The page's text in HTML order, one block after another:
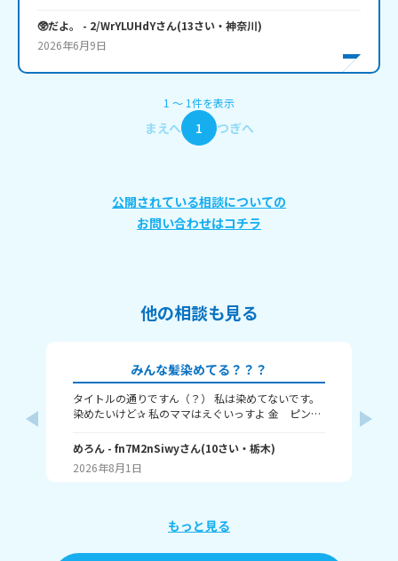
🥸だよ。 - 2/WrYLUHdYさん(13さい・ 神奈川)
2026年6月9日
1 〜 1件を表示
まえへ 1 つぎへ
公開されている相談についての
お問い合わせはコチラ
他の相談も見る
みんな髪染めてる？？？
タイトルの通りですん（？） 私は染めてないです。
染めたいけど✰ 私のママはえぐいっすよ 金 ピン
繁に染めてやがる。 みんな染めてる？染めたい？ 何
色が良い？？？？ 私はインナーカラーとか メッシ
ュ，毛先とか染めたくて 色は…まあ白 赤 ピン
めろん - fn7M2nSiwyさん(10さい・ 栃木)
2026年8月1日
もっと見る